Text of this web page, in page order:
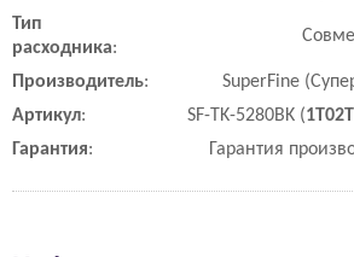
Тип
расходника:
Производитель:
SuperFine
Артикул: SF-TK-5280BK (
Гарантия: Гарантия